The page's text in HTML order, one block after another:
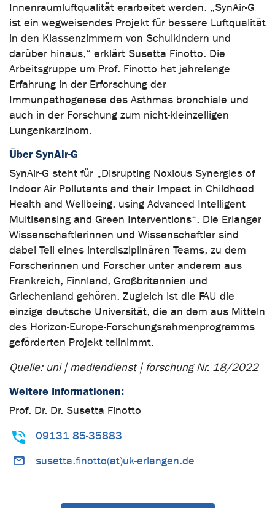
Innenraumluftqualität erarbeitet werden. „SynAir-G
ist ein wegweisendes Projekt für bessere Luftqualität
in den Klassenzimmern von Schulkindern und
darüber hinaus,“ erklärt Susetta Finotto. Die
Arbeitsgruppe um Prof. Finotto hat jahrelange
Erfahrung in der Erforschung der
Immunpathogenese des Asthmas bronchiale und
auch in der Forschung zum nicht-kleinzelligen
Lungenkarzinom.
Über SynAir-G
SynAir-G steht für „Disrupting Noxious Synergies of
Indoor Air Pollutants and their Impact in Childhood
Health and Wellbeing, using Advanced Intelligent
Multisensing and Green Interventions“. Die Erlanger
Wissenschaftlerinnen und Wissenschaftler sind
dabei Teil eines interdisziplinären Teams, zu dem
Forscherinnen und Forscher unter anderem aus
Frankreich, Finnland, Großbritannien und
Griechenland gehören. Zugleich ist die FAU die
einzige deutsche Universität, die an dem aus Mitteln
des Horizon-Europe-Forschungsrahmenprogramms
geförderten Projekt teilnimmt.
Quelle: uni | mediendienst | forschung Nr. 18/2022
Weitere Informationen:
Prof. Dr. Dr. Susetta Finotto
09131 85-35883
susetta.finotto(at)uk-erlangen.de